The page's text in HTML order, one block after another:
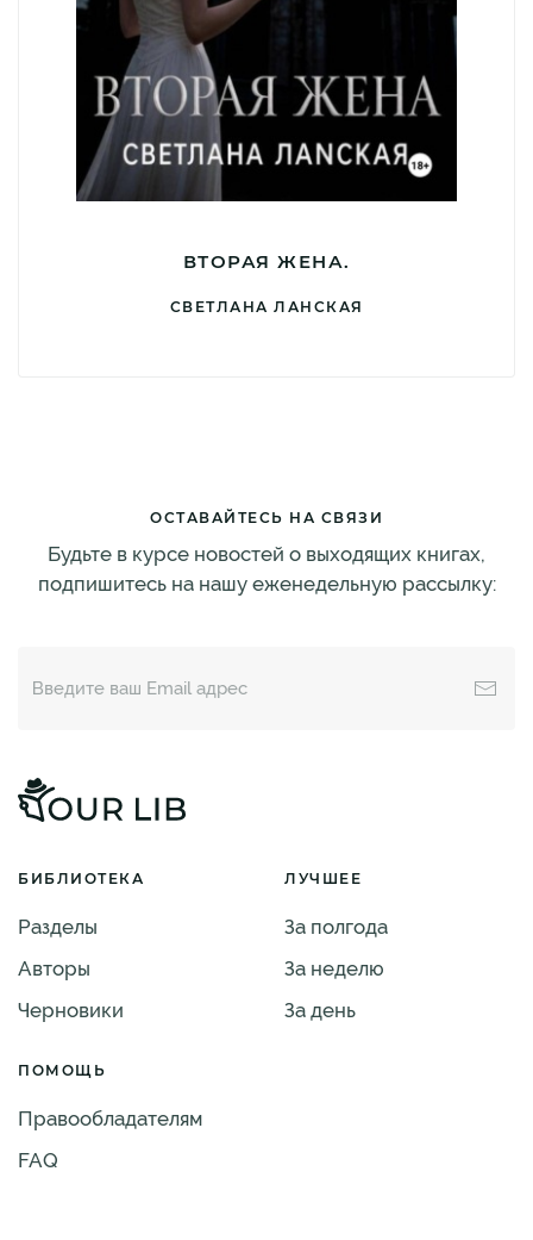
ВТОРАЯ ЖЕНА.
СВЕТЛАНА ЛАНСКАЯ
ОСТАВАЙТЕСЬ НА СВЯЗИ
Будьте в курсе новостей о выходящих книгах,
подпишитесь на нашу еженедельную рассылку:
БИБЛИОТЕКА
Разделы
Авторы
Черновики
ЛУЧШЕЕ
За полгода
За неделю
За день
ПОМОЩЬ
Правообладателям
FAQ